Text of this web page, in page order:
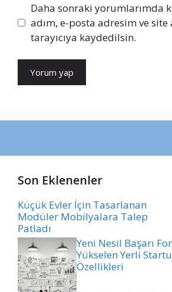
Daha sonraki yorumlarımda
adım, e-posta adresim ve
tarayıcıya kaydedilsin.
Son Eklenenler
Küçük Evler İçin Tasarlanan
Modüler Mobilyalara Talep
Patladı
Yeni Nesil Başarı
Yükselen Yerli
Özellikleri